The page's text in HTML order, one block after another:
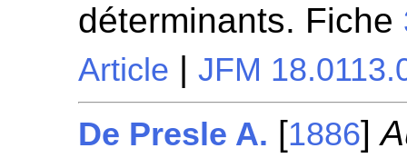
déterminants. Fiche
Article |JFM
De Presle A. [1886]